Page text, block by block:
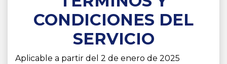
CONDICIONES DEL
SERVICIO
Aplicable a partir del 2 de enero de 2025